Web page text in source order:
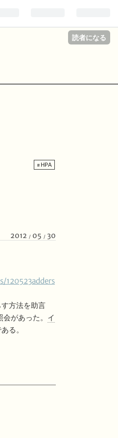
読者になる
2012 05 30
HPA
120523adders
方法を助言
があった。 イ
る。